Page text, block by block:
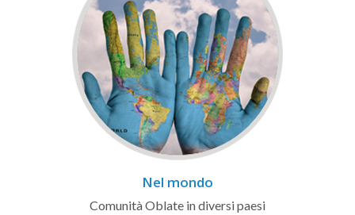
Nel mondo
Comunità Oblate in diversi paesi